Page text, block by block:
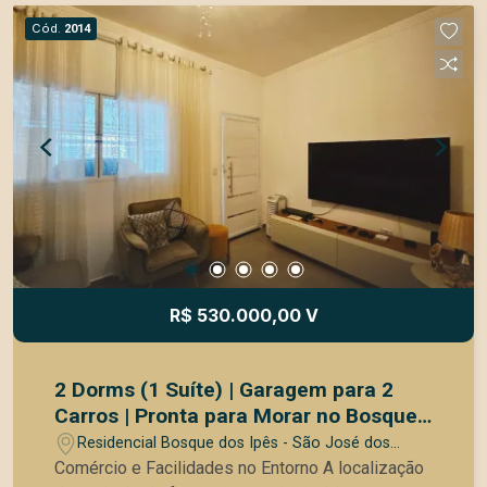
Cód. 2014
R$ 530.000,00 V
2 Dorms (1 Suíte) | Garagem para 2
Carros | Pronta para Morar no Bosque
dos Ipês
Residencial Bosque dos Ipês - São José dos
Campos/SP
Comércio e Facilidades no Entorno A localização